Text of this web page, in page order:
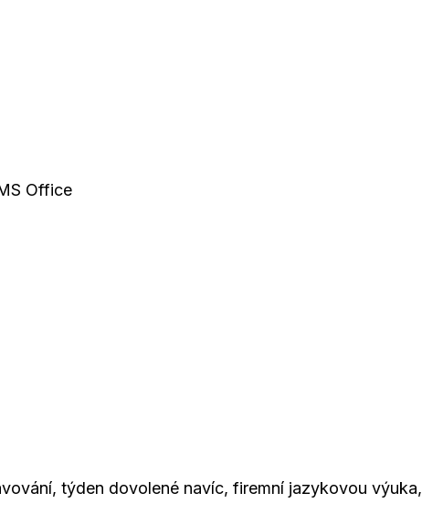
Office
týden dovolené navíc, firemní jazykovou výuka,